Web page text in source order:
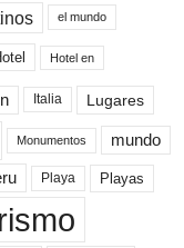
el mundo
Hotel en
Italia Lugares
Monumentos mundo
Playa Playas